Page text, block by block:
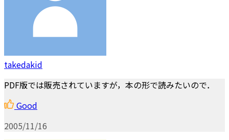
takedakid
PDF版では販売されていますが，本の形で読みたいので．
Good
2005/11/16